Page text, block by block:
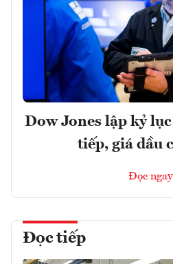
Dow Jones lập kỷ
tiếp, giá dầu
Đọc ngay
Đọc tiếp